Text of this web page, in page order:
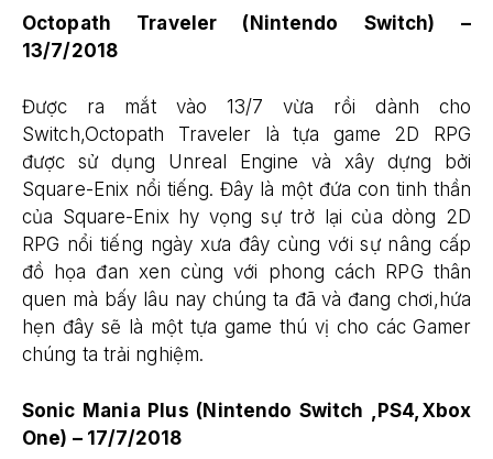
Octopath Traveler (Nintendo Switch) –
13/7/2018
Được ra mắt vào 13/7 vừa rồi dành cho
Switch,Octopath Traveler là tựa game 2D RPG
được sử dụng Unreal Engine và xây dựng bởi
Square-Enix nổi tiếng. Đây là một đứa con tinh thần
của Square-Enix hy vọng sự trở lại của dòng 2D
RPG nổi tiếng ngày xưa đây cùng với sự nâng cấp
đồ họa đan xen cùng với phong cách RPG thân
quen mà bấy lâu nay chúng ta đã và đang chơi,hứa
hẹn đây sẽ là một tựa game thú vị cho các Gamer
chúng ta trải nghiệm.
Sonic Mania Plus (Nintendo Switch ,PS4,Xbox
One) – 17/7/2018